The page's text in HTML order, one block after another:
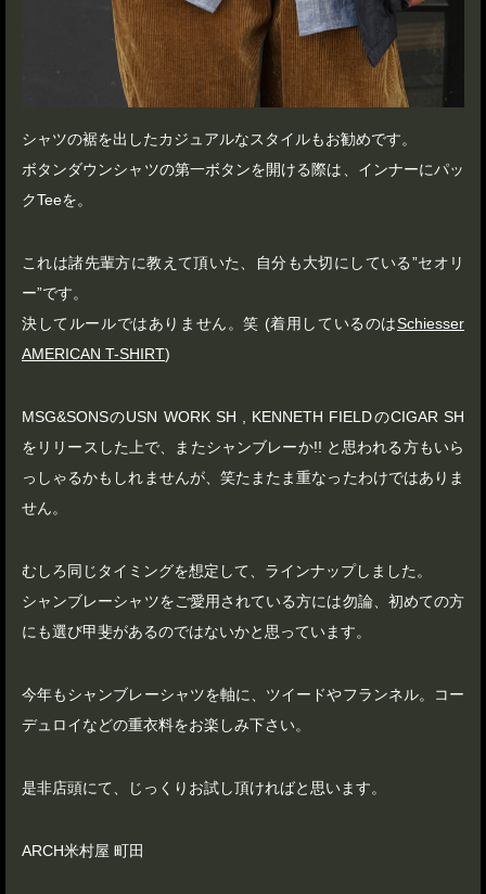
シャツの裾を出したカジュアルなスタイルもお勧めです。
ボタンダウンシャツの第一ボタンを開ける際は、インナーにパッ
クTeeを。
これは諸先輩方に教えて頂いた、自分も大切にしている”セオリ
ー”です。
決してルールではありません。笑 (着用しているのはSchiesser
AMERICAN T-SHIRT)
MSG&SONSのUSN WORK SH , KENNETH FIELDのCIGAR SH
をリリースした上で、またシャンブレーか!! と思われる方もいら
っしゃるかもしれませんが、笑たまたま重なったわけではありま
せん。
むしろ同じタイミングを想定して、ラインナップしました。
シャンブレーシャツをご愛用されている方には勿論、初めての方
にも選び甲斐があるのではないかと思っています。
今年もシャンブレーシャツを軸に、ツイードやフランネル。コー
デュロイなどの重衣料をお楽しみ下さい。
是非店頭にて、じっくりお試し頂ければと思います。
ARCH米村屋 町田